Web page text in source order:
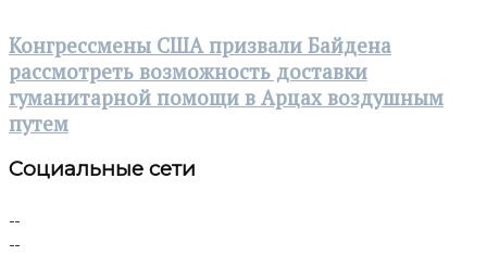
Конгрессмены США призвали Байдена
рассмотреть возможность доставки
гуманитарной помощи в Арцах воздушным
путем
Социальные сети